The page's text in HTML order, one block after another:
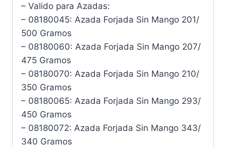
– Valido para Azadas:
– 08180045: Azada Forjada Sin Mango 201/
500 Gramos
– 08180060: Azada Forjada Sin Mango 207/
475 Gramos
– 08180070: Azada Forjada Sin Mango 210/
350 Gramos
– 08180065: Azada Forjada Sin Mango 293/
450 Gramos
– 08180072: Azada Forjada Sin Mango 343/
340 Gramos